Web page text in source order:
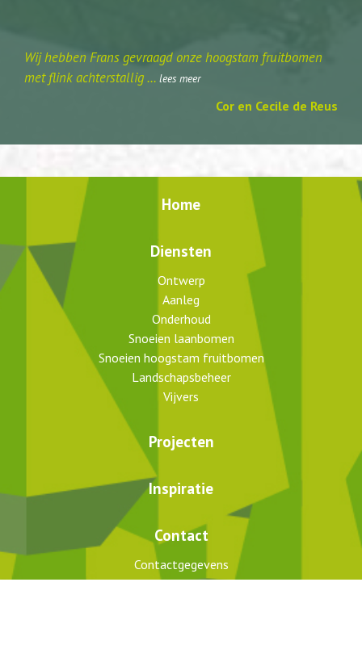
Wij hebben Frans gevraagd onze hoogstam fruitbomen
met flink achterstallig ... lees meer
Cor en Cecile de Reus
Home
Diensten
Ontwerp
Aanleg
Onderhoud
Snoeien laanbomen
Snoeien hoogstam fruitbomen
Landschapsbeheer
Vijvers
Projecten
Inspiratie
Contact
Contactgegevens
Route